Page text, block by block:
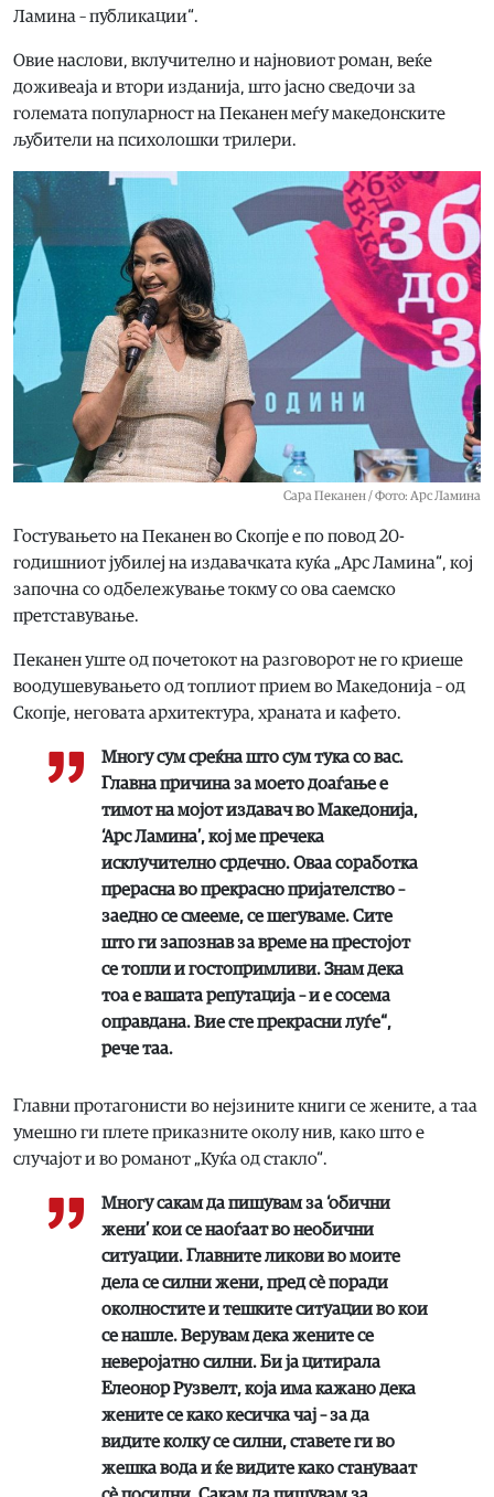
Ламина – публикации“.
Овие наслови, вклучително и најновиот роман, веќе
доживеаја и втори изданија, што јасно сведочи за
големата популарност на Пеканен меѓу македонските
љубители на психолошки трилери.
Сара Пеканен / Фото: Арс Ламина
Гостувањето на Пеканен во Скопје е по повод 20-
годишниот јубилеј на издавачката куќа „Арс Ламина“, кој
започна со одбележување токму со ова саемско
претставување.
Пеканен уште од почетокот на разговорот не го криеше
воодушевувањето од топлиот прием во Македонија – од
Скопје, неговата архитектура, храната и кафето.
Многу сум среќна што сум тука со вас.
Главна причина за моето доаѓање е
тимот на мојот издавач во Македонија,
‘Арс Ламина’, кој ме пречека
исклучително срдечно. Оваа соработка
прерасна во прекрасно пријателство –
заедно се смееме, се шегуваме. Сите
што ги запознав за време на престојот
се топли и гостопримливи. Знам дека
тоа е вашата репутација – и е сосема
оправдана. Вие сте прекрасни луѓе“,
рече таа.
Главни протагонисти во нејзините книги се жените, а таа
умешно ги плете приказните околу нив, како што е
случајот и во романот „Куќа од стакло“.
Многу сакам да пишувам за ‘обични
жени’ кои се наоѓаат во необични
ситуации. Главните ликови во моите
дела се силни жени, пред сè поради
околностите и тешките ситуации во кои
се нашле. Верувам дека жените се
неверојатно силни. Би ја цитирала
Елеонор Рузвелт, која има кажано дека
жените се како кесичка чај – за да
видите колку се силни, ставете ги во
жешка вода и ќе видите како стануваат